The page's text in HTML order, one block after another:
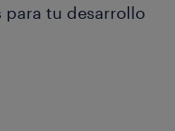
tu desarrollo